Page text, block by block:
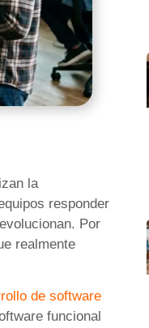
la
responder
Por
realmente
de software
funcional